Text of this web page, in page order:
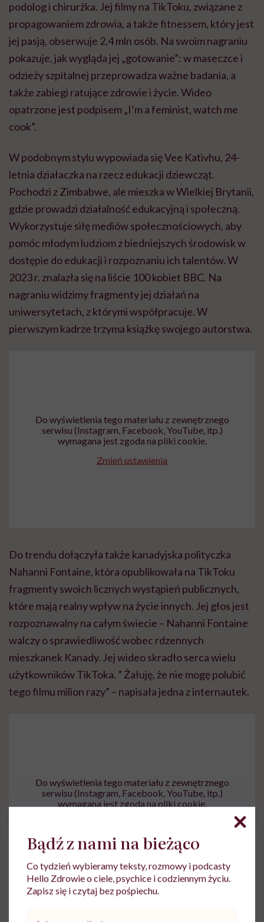
podolog i chirurżka. Jej filmy na TikToku, związane z
propagowaniem zdrowia, a także fitnessem, który jest
jej pasją, obserwuje 2,4 mln osób. Na swoim nagraniu
pokazuje, jak wygląda jej „gotowanie”: w maseczce i
odzieży szpitalnej przeprowadza ważne badania, a
także zabiegi ratujące zdrowie i życie. Wideo
opatrzone jest podpisem „I’m a feminist, watch me
cook”.
W podobnym stylu wypowiada się Vee Kativhu, 24-
letnia działaczka na rzecz edukacji dziewcząt.
Pochodzi z Zimbabwe, ale mieszka w Wielkiej Brytanii,
gdzie prowadzi działalność edukacyjną i społeczną.
Wykorzystuje siłę mediów społecznościowych, aby
pomóc młodym ludziom z biedniejszych środowisk w
dostępie do edukacji i rozpoznaniu ich talentów. W
2023 r. znalazła się na liście 100 kobiet BBC. Na
nagraniu widzimy fragmenty jej działań na
uniwersytetach, z którymi współpracuje. W
pierwszym kadrze trzyma książkę swojego autorstwa.
Do wyświetlenia tego materiału z zewnętrznego
serwisu (Instagram, Facebook, YouTube, itp.)
wymagana jest zgoda na pliki cookie.
Zmień ustawienia
Do trendu dołączyła także kanadyjska polityczka
Nahanni Fontaine, która opublikowała na TikToku
fragmenty swoich licznych wystąpień publicznych,
które mają realny wpływ na życie innych. Jej głos jest
rozpoznawalny na całym świecie – Nahanni Fontaine
walczy o sprawiedliwość wobec rdzennych
mieszkanek Kanady. Jej wideo skradło serca wielu
użytkowników TikToka. ” Żałuję, że nie mogę polubić
tego filmu milion razy” – napisała jedna z internautek.
Do wyświetlenia tego materiału z zewnętrznego
serwisu (Instagram, Facebook, YouTube, itp.)
wymagana jest zgoda na pliki cookie.
Bądź z nami na bieżąco
Co tydzień wybieramy teksty, rozmowy i podcasty
Hello Zdrowie o ciele, psychice i codziennym życiu.
Zapisz się i czytaj bez pośpiechu.